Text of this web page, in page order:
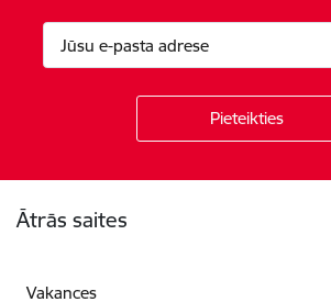
Ātrās saites
Vakances